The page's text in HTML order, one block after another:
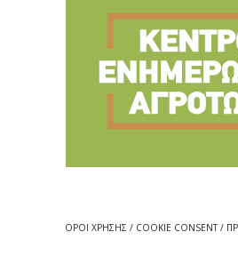
ΟΡΟΙ ΧΡΗΣΗΣ / COOKIE CONSENT /